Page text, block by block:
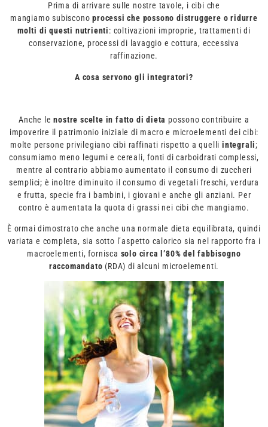
Prima di arrivare sulle nostre tavole, i cibi che
mangiamo subisconoprocessi che possono distruggere o ridurre
molti di questi nutrienti: coltivazioni improprie, trattamenti di
conservazione, processi di lavaggio e cottura, eccessiva
raffinazione.
A cosa servono gli integratori?
Anche lenostre scelte in fatto di dieta possono contribuire a
impoverire il patrimonio iniziale di macro e microelementi dei cibi:
molte persone privilegiano cibi raffinati rispetto a quelli integrali;
consumiamo meno legumi e cereali, fonti di carboidrati complessi,
mentre al contrario abbiamo aumentato il consumo di zuccheri
semplici; è inoltre diminuito il consumo di vegetali freschi, verdura
e frutta, specie fra i bambini, i giovani e anche gli anziani. Per
contro è aumentata la quota di grassi nei cibi che mangiamo.
È ormai dimostrato che anche una normale dieta equilibrata, quindi
variata e completa, sia sotto l’aspetto calorico sia nel rapporto fra i
macroelementi, fornisca solo circa l’80% del fabbisogno
raccomandato (RDA) di alcuni microelementi.